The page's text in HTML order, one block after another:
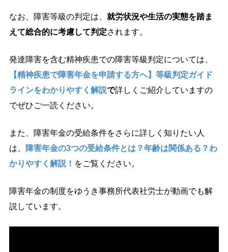
なお、障害等級の判定は、 就労状況や生活の実態を踏ま
えて総合的に考慮して判定されます。
発達障害を含む精神疾患での障害等級判定については、
【精神疾患で障害年金を申請する方へ】等級判定ガイド
ラインをわかりやすく解説で詳しくご紹介していますの
でぜひご一読ください。
また、障害年金の受給条件をさらに詳しく知りたい人
は、
障害年金の3つの受給条件とは？年齢は関係ある？わ
かりやすく解説！ をご覧ください。
障害年金の制度をゆうき事務所代表社労士が動画でも解
説しています。